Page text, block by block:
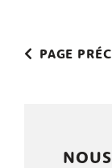
PAGE